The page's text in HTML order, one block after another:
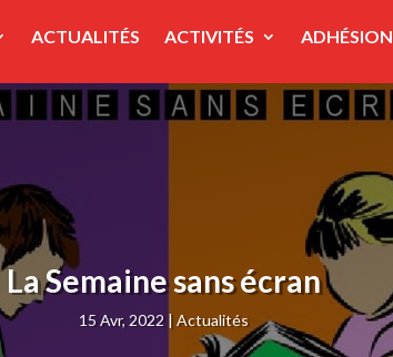
ACTUALITÉS ACTIVITÉS ADHÉSION
La Semaine sans écran
15 Avr, 2022 Actualités